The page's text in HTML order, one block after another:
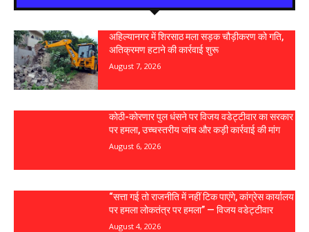
अहिल्यानगर में शिरसाठ मला सड़क चौड़ीकरण को गति,
अतिक्रमण हटाने की कार्रवाई शुरू
August 7, 2026
कोठी-कोरणार पुल धंसने पर विजय वडेट्टीवार का सरकार
पर हमला, उच्चस्तरीय जांच और कड़ी कार्रवाई की मांग
August 6, 2026
“सत्ता गई तो राजनीति में नहीं टिक पाएंगे, कांग्रेस कार्यालय
पर हमला लोकतंत्र पर हमला” — विजय वडेट्टीवार
August 4, 2026